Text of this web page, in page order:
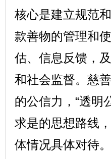
核心是建立规范
款善物的管理和
估、信息反馈，
和社会监督。慈
的公信力，“透明
求是的思想路线
体情况具体对待。